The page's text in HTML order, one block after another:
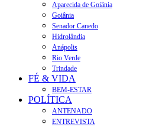
Aparecida de Goiânia
Goiânia
Senador Canedo
Hidrolândia
Anápolis
Rio Verde
Trindade
FÉ & VIDA
BEM-ESTAR
POLÍTICA
ANTENADO
ENTREVISTA